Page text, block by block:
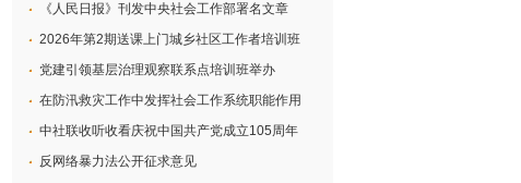
《人民日报》刊发中央社会工作部署名文章
2026年第2期送课上门城乡社区工作者培训班
党建引领基层治理观察联系点培训班举办
在防汛救灾工作中发挥社会工作系统职能作用
中社联收听收看庆祝中国共产党成立105周年
反网络暴力法公开征求意见